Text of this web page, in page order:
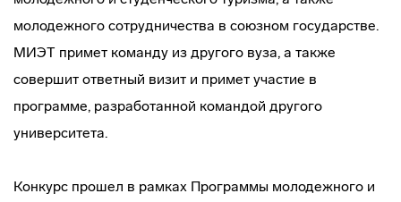
молодежного сотрудничества в союзном государстве.
МИЭТ примет команду из другого вуза, а также
совершит ответный визит и примет участие в
программе, разработанной командой другого
университета.
Конкурс прошел в рамках Программы молодежного и